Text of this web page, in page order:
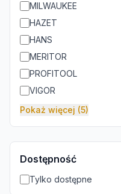
MILWAUKEE
HAZET
HANS
MERITOR
PROFITOOL
VIGOR
Pokaż więcej (5)
Dostępność
Tylko dostępne